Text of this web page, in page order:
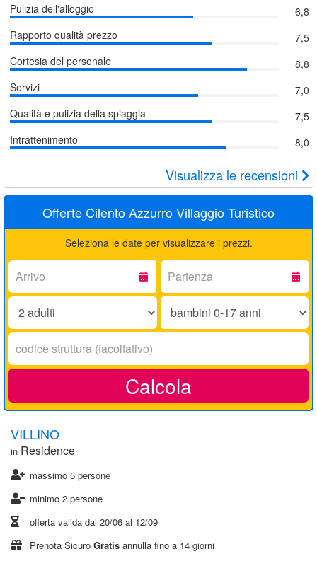
Pulizia dell'alloggio
6,8
Rapporto qualità prezzo
7,5
Cortesia del personale
8,8
Servizi
7,0
Qualità e pulizia della spiaggia
7,5
Intrattenimento
8,0
Visualizza le recensioni
Offerte Cilento Azzurro Villaggio Turistico
Seleziona le date per visualizzare i prezzi.
Arrivo:
Partenza:
Adulti:
Bambini
17
Codice
struttura:
Calcola
VILLINO
in Residence
massimo 5 persone
minimo 2 persone
offerta valida dal 20/06 al 12/09
Prenota Sicuro Gratis annulla fino a 14 giorni